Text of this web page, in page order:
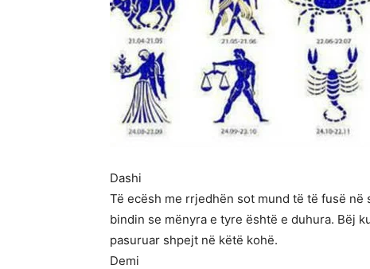
Dashi
Të ecësh me rrjedhën sot mund të të fusë
bindin se mënyra e tyre është e duhura. Bëj
pasuruar shpejt në këtë kohë.
Demi